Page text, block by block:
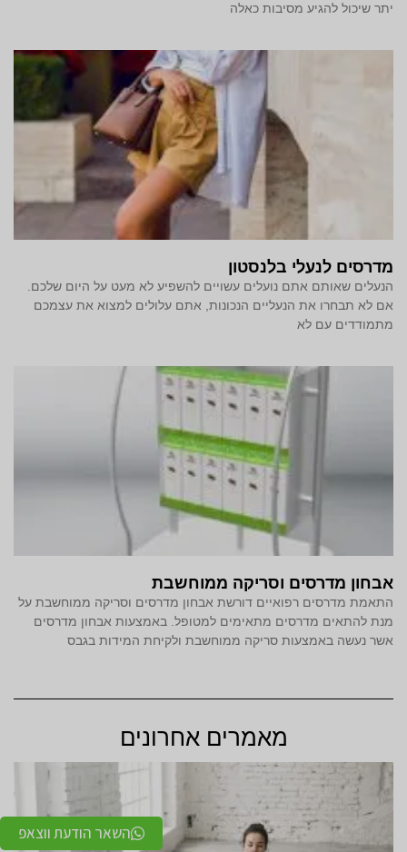
יתר שיכול להגיע מסיבות כאלה
מדרסים לנעלי בלנסטון
הנעלים שאותם אתם נועלים עשויים להשפיע לא מעט על היום שלכם.
אם לא תבחרו את הנעליים הנכונות, אתם עלולים למצוא את עצמכם
מתמודדים עם לא
אבחון מדרסים וסריקה ממוחשבת
התאמת מדרסים רפואיים דורשת אבחון מדרסים וסריקה ממוחשבת על
מנת להתאים מדרסים מתאימים למטופל. באמצעות אבחון מדרסים
אשר נעשה באמצעות סריקה ממוחשבת ולקיחת המידות בגבס
מאמרים אחרונים
השאר הודעת ווצאפ